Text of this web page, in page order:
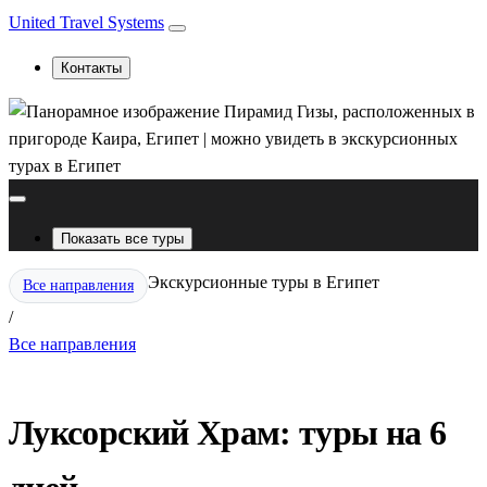
United Travel Systems
Контакты
Показать все туры
Все направления
/
Экскурсионные туры в Египет
Все направления
Луксорский Храм: туры на 6